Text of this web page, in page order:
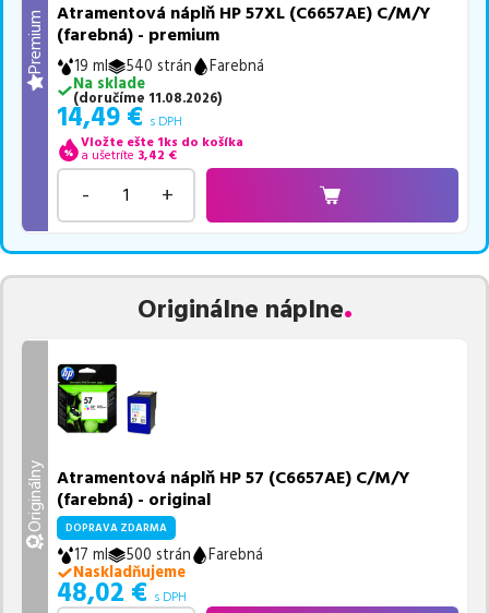
Premium
Atramentová náplň HP 57XL (C6657AE) C/M/Y
(farebná) - premium
19 ml 540 strán
Farebná
Na sklade
(doručíme 11.08.2026)
14,49 € s DPH
Vložte ešte 1ks do košíka
a ušetríte 3,42 €
- +
Originálne náplne
Originálny Atramentová náplň HP 57 (C6657AE) C/M/Y
(farebná) - original
DOPRAVA ZDARMA
17 ml 500 strán
Farebná
Naskladňujeme
48,02 € s DPH